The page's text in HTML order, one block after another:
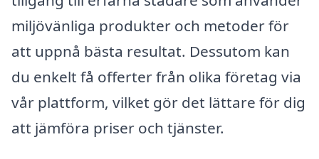
miljövänliga produkter och metoder för
att uppnå bästa resultat. Dessutom kan
du enkelt få offerter från olika företag via
vår plattform, vilket gör det lättare för dig
att jämföra priser och tjänster.